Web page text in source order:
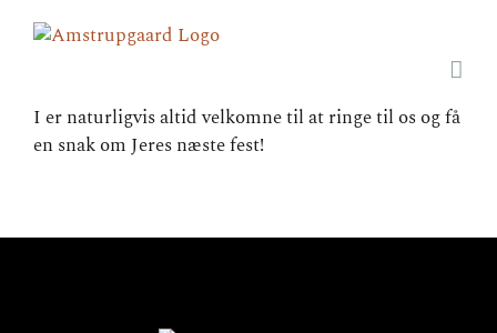
I er naturligvis altid velkomne til at ringe til os og få
en snak om Jeres næste fest!